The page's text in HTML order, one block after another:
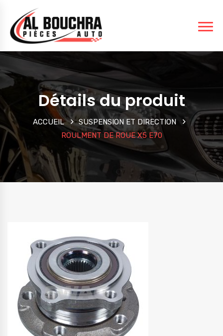
Détails du produit
ACCUEIL
SUSPENSION ET DIRECTION
ROULMENT DE ROUE X5 E70